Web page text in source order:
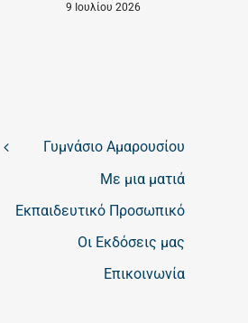
9 Ιουλίου 2026
Γυμνάσιο Αμαρουσίου
Με μια ματιά
Εκπαιδευτικό Προσωπικό
Οι Εκδόσεις μας
Επικοινωνία